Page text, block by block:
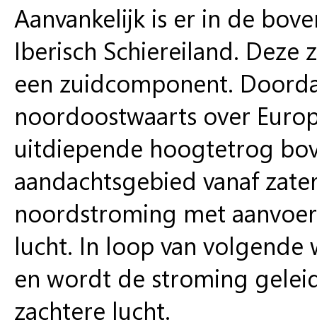
Aanvankelijk is er in de
Iberisch Schiereiland.
een zuidcomponent.
noordoostwaarts over
uitdiepende hoogtetrog
aandachtsgebied vanaf
noordstroming met
lucht. In loop van
en wordt de stroming
zachtere lucht.